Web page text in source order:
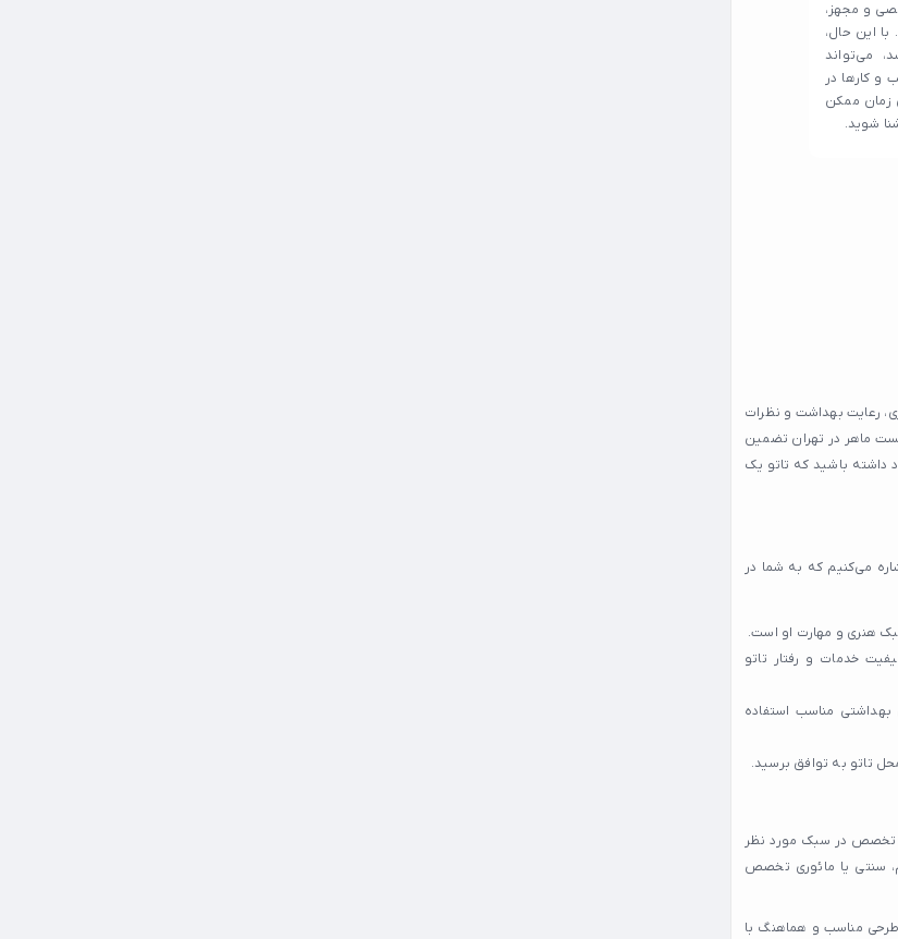
و مجهز،
این حال،
می‌تواند
و کارها در
زمان ممکن
شوید.
رعایت بهداشت و نظرات
ماهر در تهران تضمین
داشته باشید که تاتو یک
می‌کنیم که به شما در
هنری و مهارت او است.
خدمات و رفتار تاتو
مناسب استفاده
تاتو به توافق برسید.
تخصص در سبک مورد نظر
سنتی یا مائوری تخصص
طرحی مناسب و هماهنگ با